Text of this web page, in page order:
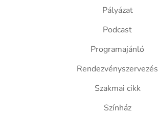
Pályázat
Podcast
Programajánló
Rendezvényszervezés
Szakmai cikk
Színház